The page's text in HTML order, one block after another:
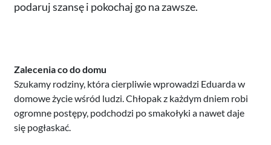
podaruj szansę i pokochaj go na zawsze.
Zalecenia co do domu
Szukamy rodziny, która cierpliwie wprowadzi Eduarda w
domowe życie wśród ludzi. Chłopak z każdym dniem robi
ogromne postępy, podchodzi po smakołyki a nawet daje
się pogłaskać.